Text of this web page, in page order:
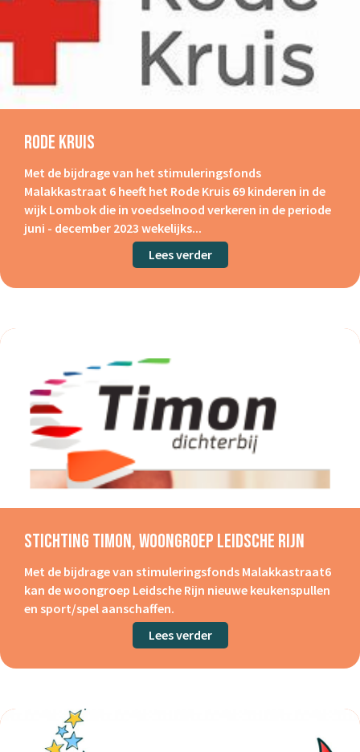
Rode Kruis
Met de bijdrage van het stimuleringsfonds
Malakkastraat 6 heeft het Rode Kruis 69 kinderen in de
wijk Lombok die in voedselnood verkeren in de periode
juni - december 2023 wekelijks...
Lees verderabout Rode Kruis
Stichting Timon, Woongroep Leidsche Rijn
Met de bijdrage van stimuleringsfonds Malakkastraat6
kan de woongroep Leidsche Rijn nieuwe keukenspullen
en sport/spel aanschaffen.
Lees verderabout Stichting Timon,